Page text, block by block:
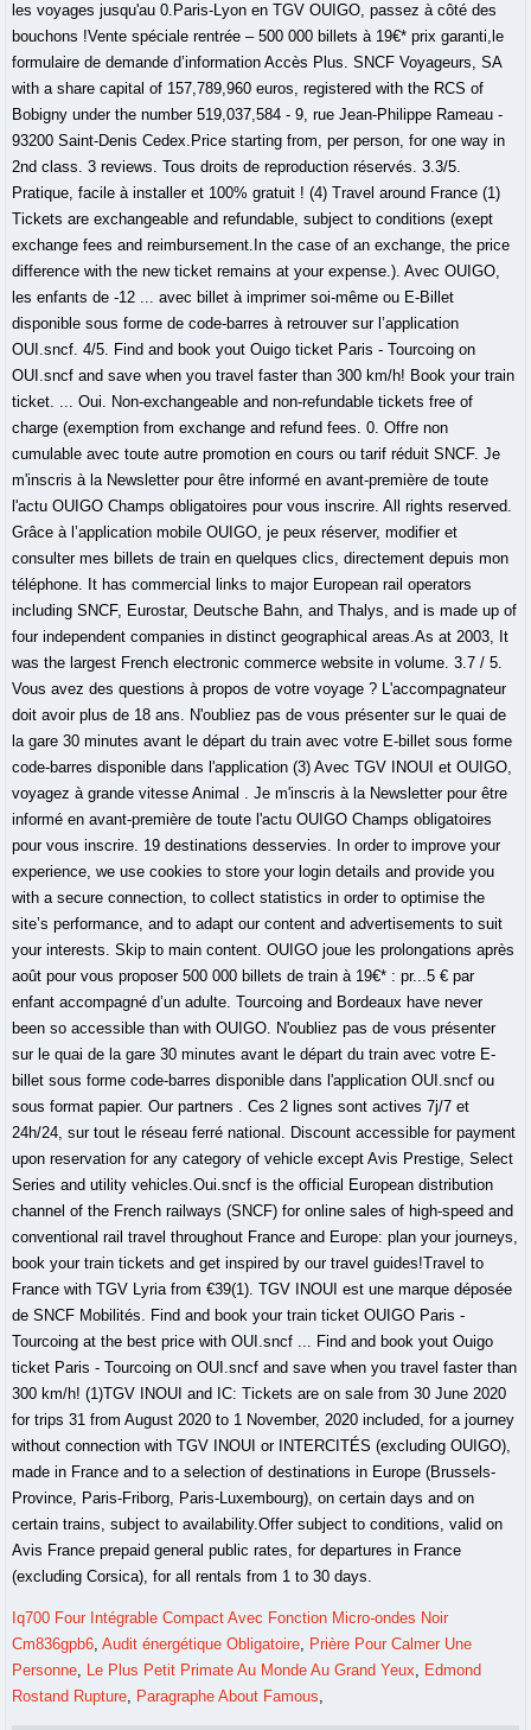
Iq700 Four Intégrable Compact Avec Fonction Micro-ondes Noir
Cm836gpb6,Audit énergétique Obligatoire, Prière Pour Calmer Une
Personne, Le Plus Petit Primate Au Monde Au Grand Yeux, Edmond
Rostand Rupture, Paragraphe About Famous,